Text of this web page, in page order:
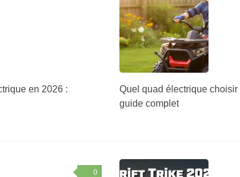
en 2026 :
Quel quad électrique
guide complet
0